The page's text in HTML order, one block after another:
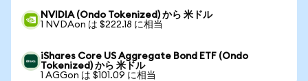
NVIDIA (Ondo Tokenized) から 米ドル
1 NVDAon は $222.18 に相当
iShares Core US Aggregate Bond ETF (Ondo
Tokenized) から 米ドル
1 AGGon は $101.09 に相当